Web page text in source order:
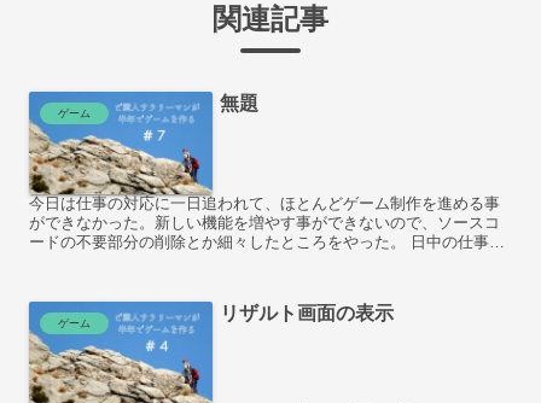
関連記事
ゲーム 無題
今日は仕事の対応に一日追われて、ほとんどゲーム制作を進める事
ができなかった。新しい機能を増やす事ができないので、ソースコ
ードの不要部分の削除とか細々したところをやった。 日中の仕事を
ゲーム リザルト画面の表示